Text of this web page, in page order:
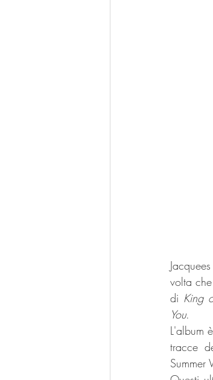
volta
di King
You.
L'album
tracce
Summer